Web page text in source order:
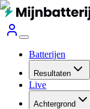
Batterijen
Resultaten
Live
Achtergrond